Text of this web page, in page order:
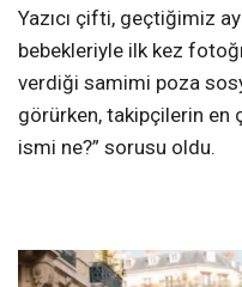
Yazıcı çifti, geçtiğimiz
bebekleriyle ilk kez
verdiği samimi poza
görürken, takipçilerin en
ismi ne?” sorusu oldu.